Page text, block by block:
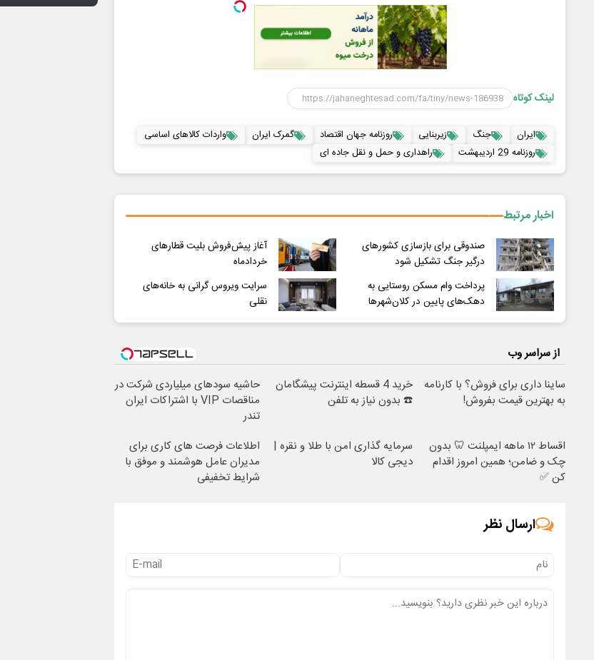
لینک کوتاه
ایران جنگ زیربنایی روزنامه جهان اقتصاد گمرک ایران
واردات کالاهای اساسی
روزنامه 29 اردیبهشت
راهداری و حمل و نقل جاده ای
اخبار مرتبط
صندوقی برای بازسازی کشورهای
درگیر جنگ تشکیل شود
آغاز پیش‌فروش بلیت قطارهای
خردادماه
پرداخت وام مسکن روستایی به
دهک‌های پایین در کلان‌شهرها
سرایت ویروس گرانی به خانه‌های
نقلی
از سراسر وب
ساینا داری برای فروش؟ با کارنامه
به بهترین قیمت بفروش!
خرید 4 قسطه اینترنت پیشگامان
☎️ بدون نیاز به تلفن
حاشیه سودهای میلیاردی شرکت در
مناقصات VIP با اشتراکات ایران
تندر
اقساط ۱۲ ماهه ایمپلنت 🦷 بدون
چک و ضامن؛ همین امروز اقدام
کن ✅
سرمایه گذاری امن با طلا و نقره |
دیجی کالا
اطلاعات فرصت های کاری برای
مدیران عامل هوشمند و موفق با
شرایط تخفیفی
ارسال نظر